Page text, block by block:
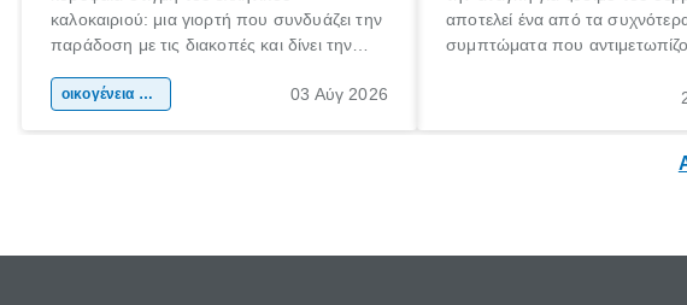
καλοκαιριού: μια γιορτή που συνδυάζει την
παράδοση με τις διακοπές και δίνει την
χώρας. Είτε πρόκειται για λίγες μέρες
οικογένεια & παιδί 03 Αύγ 2026
αποτελεί ένα από τα
συμπτώματα που
πληροφορίες για το «κνησμός